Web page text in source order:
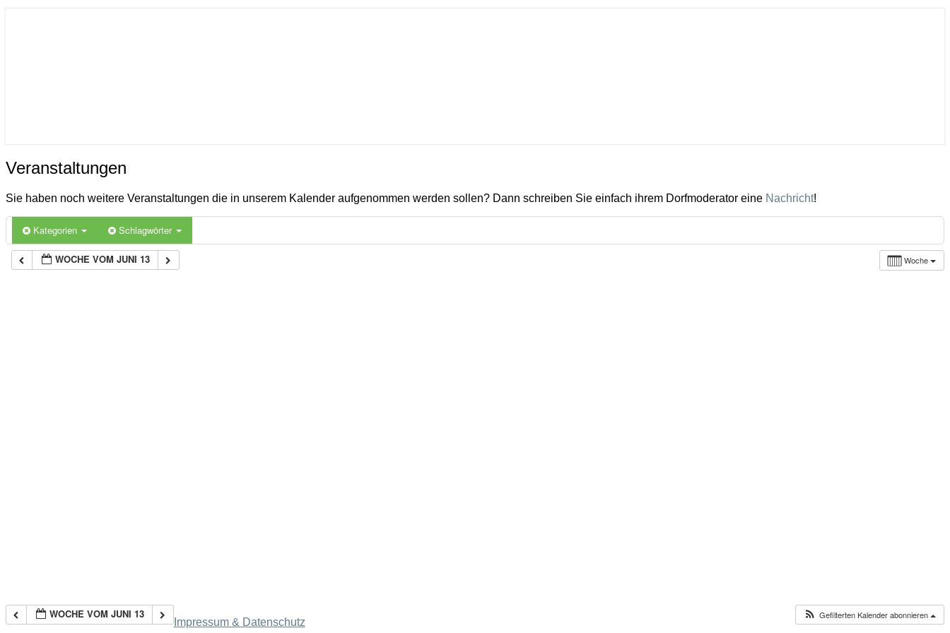
Veranstaltungen
Veranstaltungen
Sie haben noch weitere Veranstaltungen die in unserem Kalender aufgenommen werden sollen? Dann schreiben Sie einfach ihrem Dorfmoderator eine Nachricht!
Kategorien Schlagwörter
Woche
WOCHE VOM JUNI 13
WOCHE VOM JUNI 13 Gefilterten Kalender abonnieren
Impressum & Datenschutz